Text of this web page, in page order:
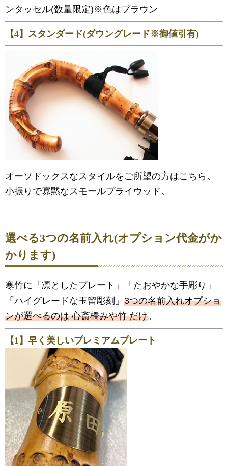
ンタッセル(数量限定)※色はブラウン
【4】スタンダード(ダウングレード※御値引有)
オーソドックスなスタイルをご所望の方はこちら。
小振りで寡黙なスモールプライウッド。
選べる3つの名前入れ(オプション代金がか
かります)
寒竹に「凛としたプレート」「たおやかな手彫り」
「ハイグレードな玉留彫刻」 3つの名前入れオプショ
ンが選べるのは 心斎橋みや竹 だけ。
【1】早く美しいプレミアムプレート